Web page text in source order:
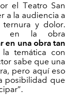
el Teatro San
a la audiencia a
y dolor.
en la obra
en una obra tan
temática con
sabe que una
pero aquí eso
posibilidad que